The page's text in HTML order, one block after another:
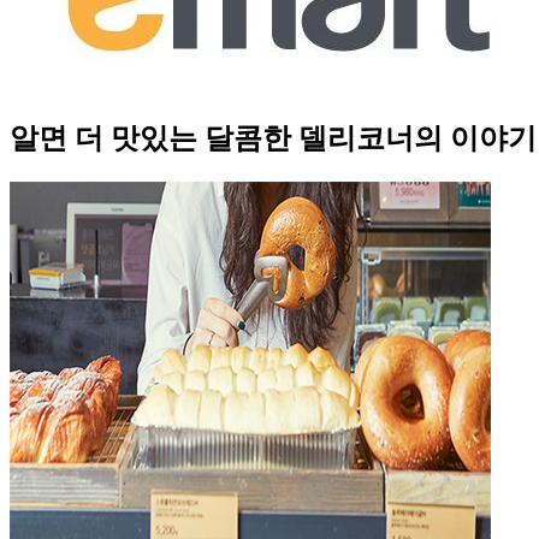
알면 더 맛있는 달콤한 델리코너의 이야